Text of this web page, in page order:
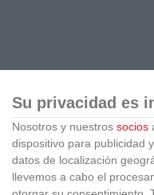
Su privacidad es
Nosotros y nuestros socios
dispositivo para publicidad
datos de localización
llevemos a cabo el